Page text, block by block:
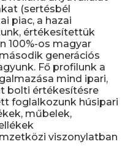
(sertésbél
piac, a hazai
értékesítettük
100%-os magyar
generációs
Fő profilunk a
mind ipari,
bolti értékesítésre
foglalkozunk húsipari
műbelek,
viszonylatban